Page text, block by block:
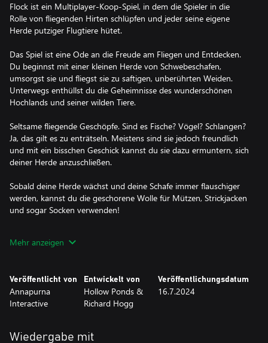
Flock ist ein Multiplayer-Koop-Spiel, in dem die Spieler in die
Rolle von fliegenden Hirten schlüpfen und jeder seine eigene
Herde putziger Flugtiere hütet.
Das Spiel ist eine Ode an die Freude am Fliegen und Entdecken.
Du beginnst mit einer kleinen Herde von Schwebeschafen,
umsorgst sie und fliegst sie zu saftigen, unberührten Weiden.
Unterwegs enthüllst du die Geheimnisse des wunderschönen
Hochlands und seiner wilden Tiere.
Seltsame fliegende Geschöpfe. Sind es Fische? Vögel? Schlangen?
Ja, das gilt es zu enträtseln. Meistens sind sie jedoch freundlich
und mit ein bisschen Geschick kannst du sie dazu ermuntern, sich
deiner Herde anzuschließen.
Sobald deine Herde wächst und deine Schafe immer flauschiger
werden, kannst du die geschorene Wolle für Mützen, Strickjacken
und sogar Socken verwenden!
äußerst scheuen? Wirst du sie für dich behalten oder sie mit
Mehr anzeigen
Veröffentlicht von
Annapurna
Interactive
Entwickelt von
Hollow Ponds &
Richard Hogg
Veröffentlichungsdatum
16.7.2024
Wiedergabe mit